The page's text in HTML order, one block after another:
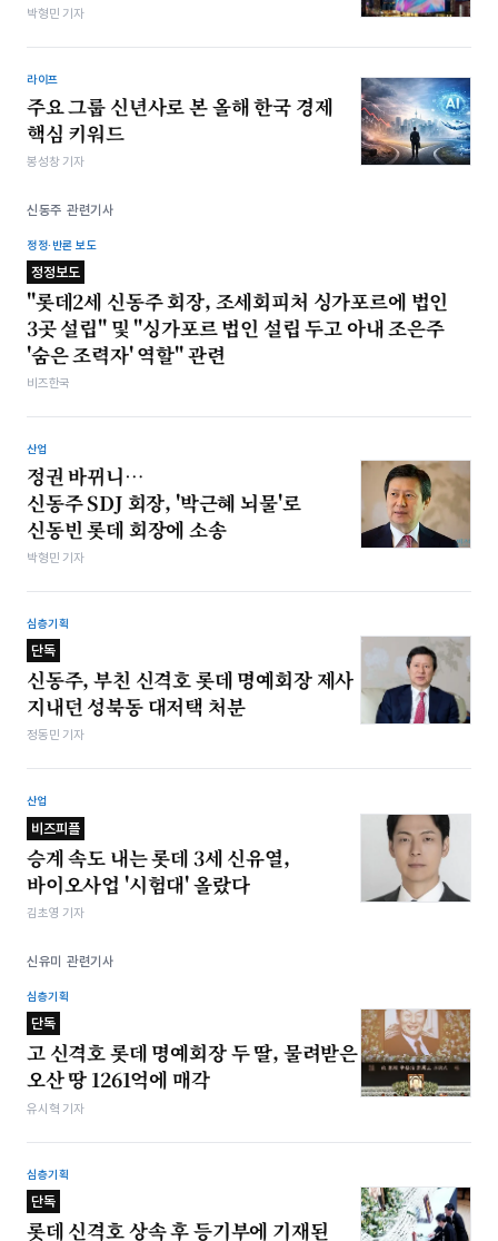
박형민 기자
라이프
주요 그룹 신년사로 본 올해 한국 경제
핵심 키워드
봉성창 기자
신동주 관련기사
정정·반론 보도
정정보도
"롯데2세 신동주 회장, 조세회피처 싱가포르에 법인
3곳 설립" 및 "싱가포르 법인 설립 두고 아내 조은주
'숨은 조력자' 역할" 관련
비즈한국
산업
정권 바뀌니…
신동주 SDJ 회장, '박근혜 뇌물'로
신동빈 롯데 회장에 소송
박형민 기자
심층기획
단독
신동주, 부친 신격호 롯데 명예회장 제사
지내던 성북동 대저택 처분
정동민 기자
산업
비즈피플
승계 속도 내는 롯데 3세 신유열,
바이오사업 '시험대' 올랐다
김초영 기자
신유미 관련기사
심층기획
단독
고 신격호 롯데 명예회장 두 딸, 물려받은
오산 땅 1261억에 매각
유시혁 기자
심층기획
단독
롯데 신격호 상속 후 등기부에 기재된